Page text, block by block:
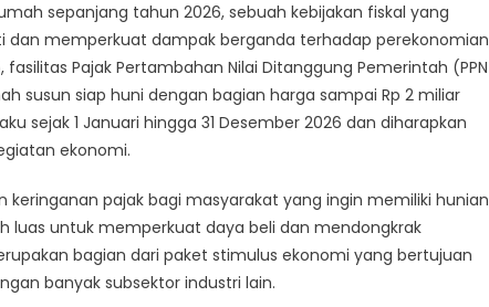
sepanjang tahun 2026, sebuah kebijakan fiskal yang
memperkuat dampak berganda terhadap perekonomian
Pajak Pertambahan Nilai Ditanggung Pemerintah (PPN
susun siap huni dengan bagian harga sampai Rp 2 miliar
sejak 1 Januari hingga 31 Desember 2026 dan diharapkan
ekonomi.
keringanan pajak bagi masyarakat yang ingin memiliki hunian
luas untuk memperkuat daya beli dan mendongkrak
bagian dari paket stimulus ekonomi yang bertujuan
banyak subsektor industri lain.